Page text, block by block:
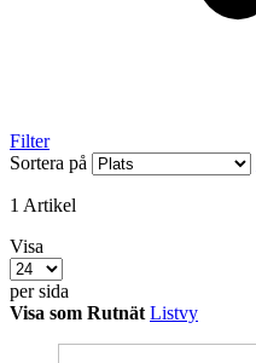
Filter
Sortera på
1 Artikel
Visa
per sida
Visa som Rutnät Listvy